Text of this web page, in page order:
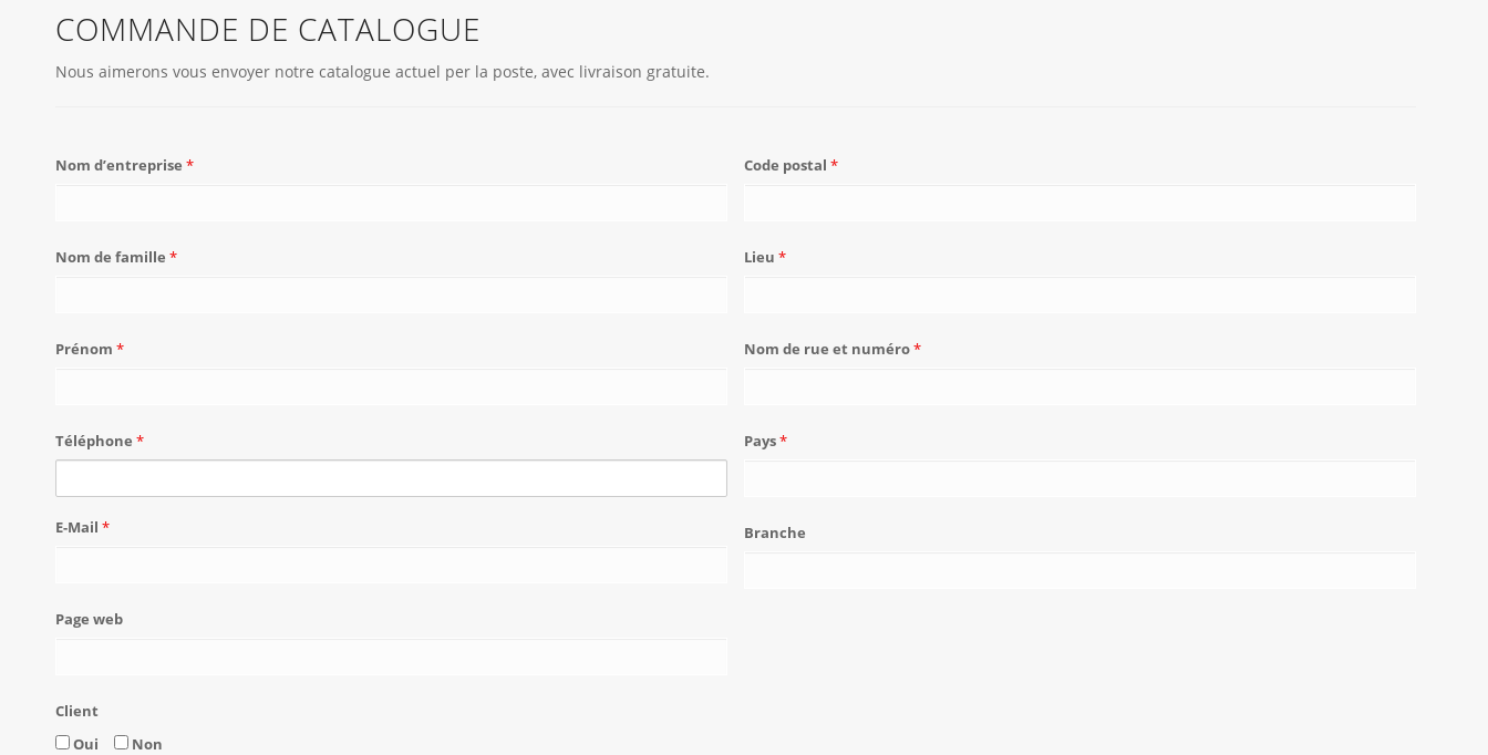
COMMANDE DE CATALOGUE
Nous aimerons vous envoyer notre catalogue actuel per la poste, avec livraison gratuite.
Nom d’entreprise *
Nom de famille *
Prénom *
Téléphone *
E-Mail *
Page web
Client
Oui
Non
Code postal *
Lieu *
Nom de rue et numéro*
Pays*
Branche